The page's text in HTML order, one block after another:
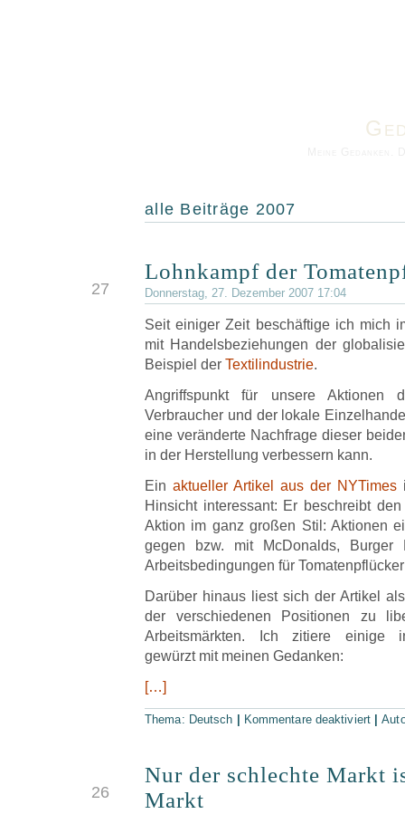
alle Beiträge 2007
27
Lohnkampf der
Donnerstag, 27. Dezember 2007 17:04
Seit einiger Zeit beschäftige ich mich
mit Handelsbeziehungen der
Beispiel der Textilindustrie.
Angriffspunkt für unsere Aktionen
Verbraucher und der lokale
eine veränderte Nachfrage dieser
in der Herstellung verbessern kann.
Ein aktueller Artikel aus der NYTimes
Hinsicht interessant: Er beschreibt
Aktion im ganz großen Stil: Aktionen
gegen bzw. mit McDonalds, Burger
Arbeitsbedingungen für
Darüber hinaus liest sich der Artikel
der verschiedenen Positionen zu
Arbeitsmärkten. Ich zitiere einige
gewürzt mit meinen Gedanken:
[…]
Thema: Deutsch Kommentare deaktiviert|
26
Nur der schlechte Markt
Markt